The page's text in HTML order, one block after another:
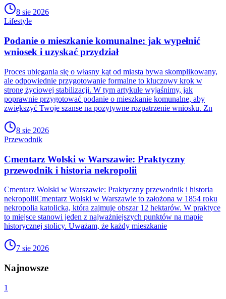
8 sie 2026
Lifestyle
Podanie o mieszkanie komunalne: jak wypełnić
wniosek i uzyskać przydział
Proces ubiegania się o własny kąt od miasta bywa skomplikowany,
ale odpowiednie przygotowanie formalne to kluczowy krok w
stronę życiowej stabilizacji. W tym artykule wyjaśnimy, jak
poprawnie przygotować podanie o mieszkanie komunalne, aby
zwiększyć Twoje szanse na pozytywne rozpatrzenie wniosku. Zn
8 sie 2026
Przewodnik
Cmentarz Wolski w Warszawie: Praktyczny
przewodnik i historia nekropolii
Cmentarz Wolski w Warszawie: Praktyczny przewodnik i historia
nekropoliiCmentarz Wolski w Warszawie to założona w 1854 roku
nekropolia katolicka, która zajmuje obszar 12 hektarów. W praktyce
to miejsce stanowi jeden z najważniejszych punktów na mapie
historycznej stolicy. Uważam, że każdy mieszkanie
7 sie 2026
Najnowsze
1